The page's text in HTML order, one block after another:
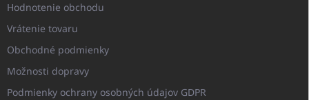
Hodnotenie obchodu
Vrátenie tovaru
Obchodné podmienky
Možnosti dopravy
Podmienky ochrany osobných údajov GDPR